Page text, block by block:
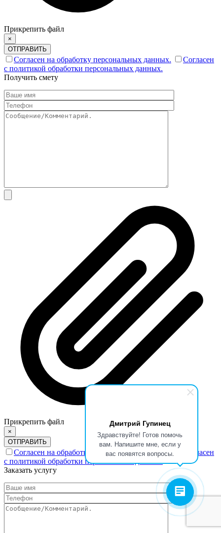
Дмитрий Гупинец
Здравствуйте! Готов помочь
вам. Напишите мне, если у
вас появятся вопросы.
Прикрепить файл
×
ОТПРАВИТЬ
Согласен на обработку персональных данных.
Согласен
с политикой обработки персональных данных.
Получить смету
Прикрепить файл
×
ОТПРАВИТЬ
Согласен на обработку персональных данных.
Согласен
с политикой обработки персональных данных.
Заказать услугу